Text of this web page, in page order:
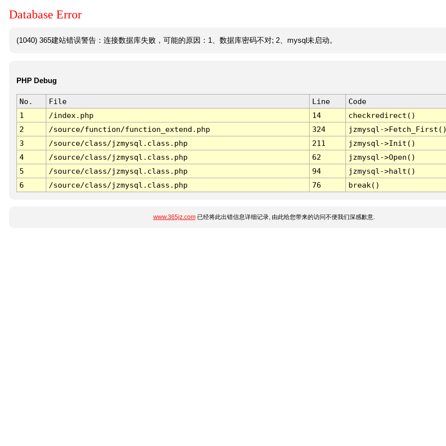
Database Error
(1040) 365建站错误警告：连接数据库失败，可能的原因：1、数据库密码不对; 2、mysql未启动。
PHP Debug
No. File Line
Code
1
/index.php 14
checkredirect()
2
/source/function/function_extend.php 324
jzmysql-
3
/source/class/jzmysql.class.php 211
jzmysql->Init()
4
/source/class/jzmysql.class.php 62
jzmysql->Open()
5
/source/class/jzmysql.class.php 94
jzmysql->halt()
6
/source/class/jzmysql.class.php 76 break()
www.365jz.com已经将此出错信息详细记录, 由此给您带来的访问不便我们深感歉意.